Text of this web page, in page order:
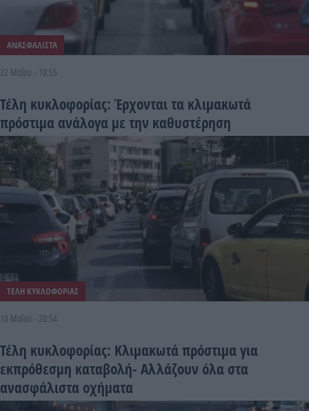
ΑΝΑΣΦΑΛΙΣΤΑ
22 Μαΐου - 10:55
Τέλη κυκλοφορίας: Έρχονται τα κλιμακωτά
πρόστιμα ανάλογα με την καθυστέρηση
ΤΕΛΗ ΚΥΚΛΟΦΟΡΙΑΣ
10 Μαΐου - 20:54
Τέλη κυκλοφορίας: Κλιμακωτά πρόστιμα για
εκπρόθεσμη καταβολή- Αλλάζουν όλα στα
ανασφάλιστα οχήματα